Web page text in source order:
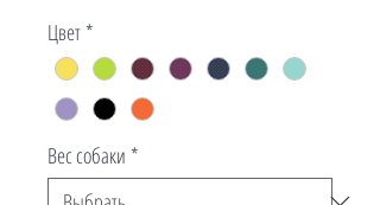
Цвет *
Вес собаки *